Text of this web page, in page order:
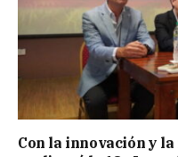
Con la innovación y